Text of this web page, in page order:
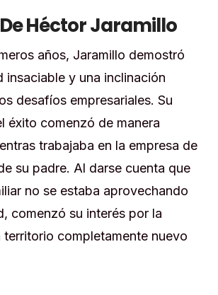
Héctor Jaramillo
años, Jaramillo demostró
insaciable y una inclinación
desafíos empresariales. Su
éxito comenzó de manera
trabajaba en la empresa de
su padre. Al darse cuenta que
no se estaba aprovechando
comenzó su interés por la
territorio completamente nuevo